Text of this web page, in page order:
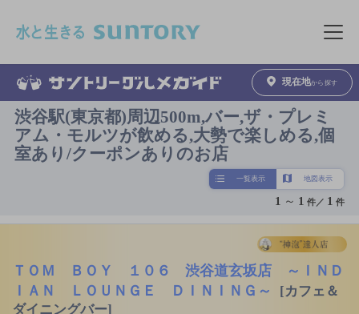
メニュ
現在地から探す
渋谷駅(東京都)周辺500m,バー,ザ・プレミ
アム・モルツが飲める,大勢で楽しめる,個
室あり/クーポンありのお店
一覧表示 地図表示
1 ～ 1 件／ 1 件
ＴＯＭ ＢＯＹ １０６ 渋谷道玄坂店 ～ＩＮＤ
ＩＡＮ ＬＯＵＮＧＥ ＤＩＮＩＮＧ～
[カフェ＆
ダイニングバー]